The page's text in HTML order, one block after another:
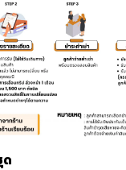
ด